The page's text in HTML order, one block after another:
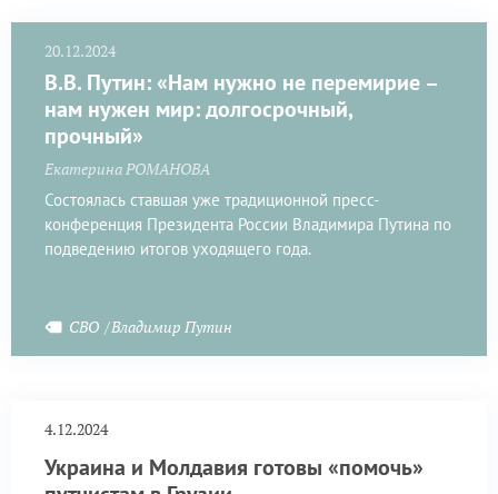
20.12.2024
В.В. Путин: «Нам нужно не перемирие –
нам нужен мир: долгосрочный,
прочный»
Екатерина РОМАНОВА
Состоялась ставшая уже традиционной пресс-
конференция Президента России Владимира Путина по
подведению итогов уходящего года.
СВО Владимир Путин
4.12.2024
Украина и Молдавия готовы «помочь»